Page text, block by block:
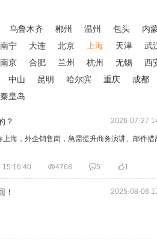
乌鲁木齐 郴州 温州 包头
内
南宁 大连 北京 上海 天津
武
南京 合肥 兰州 杭州 无锡
西
中山 昆明 哈尔滨 重庆
成都
秦皇岛
？ 2026-07-27
海，外企销售岗，急需提升商务演讲、邮件措
15:16:40 4768 5 1
！ 2025-08-06